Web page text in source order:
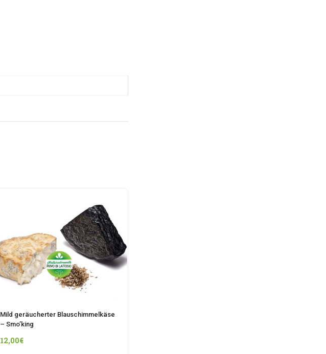
Mild geräucherter Blauschimmelkäse
– Smo’king
12,00€